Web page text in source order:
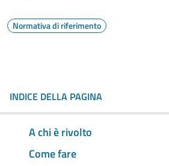
Normativa di riferimento
INDICE DELLA PAGINA
A chi è rivolto
Come fare